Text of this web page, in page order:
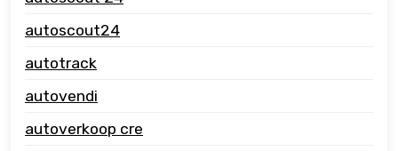
autoscout24
autotrack
autovendi
autoverkoop cre